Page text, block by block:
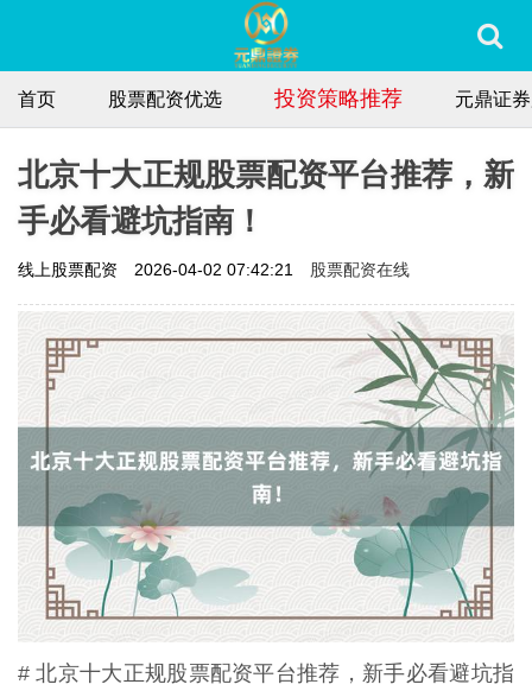
首页 股票配资优选 投资策略推荐 元鼎证
北京十大正规股票配资平台推荐，新
手必看避坑指南！
线上股票配资 2026-04-02 07:42:21 股票配资在线
# 北京十大正规股票配资平台推荐，新手必看避坑指